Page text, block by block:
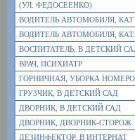
(УЛ. ФЕДОСЕЕНКО)
ВОДИТЕЛЬ АВТОМОБИЛЯ, КАТ
ВОДИТЕЛЬ АВТОМОБИЛЯ,
ВОСПИТАТЕЛЬ, В ДЕТСКИЙ
ВРАЧ, ПСИХИАТР
ГОРНИЧНАЯ, УБОРКА
ГРУЗЧИК, В ДЕТСКИЙ САД
ДВОРНИК, В ДЕТСКИЙ САД
ДВОРНИК, ДВОРНИК-СТОРОЖ
ДЕЗИНФЕКТОР, В ИНТЕРНАТ